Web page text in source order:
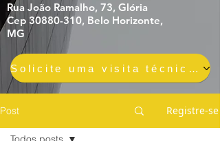
Rua João Ramalho, 73, Glória
Cep 30880-310, Belo Horizonte,
MG
Solicite uma visita técnica gratuita e sem compromisso
Post Registre-se